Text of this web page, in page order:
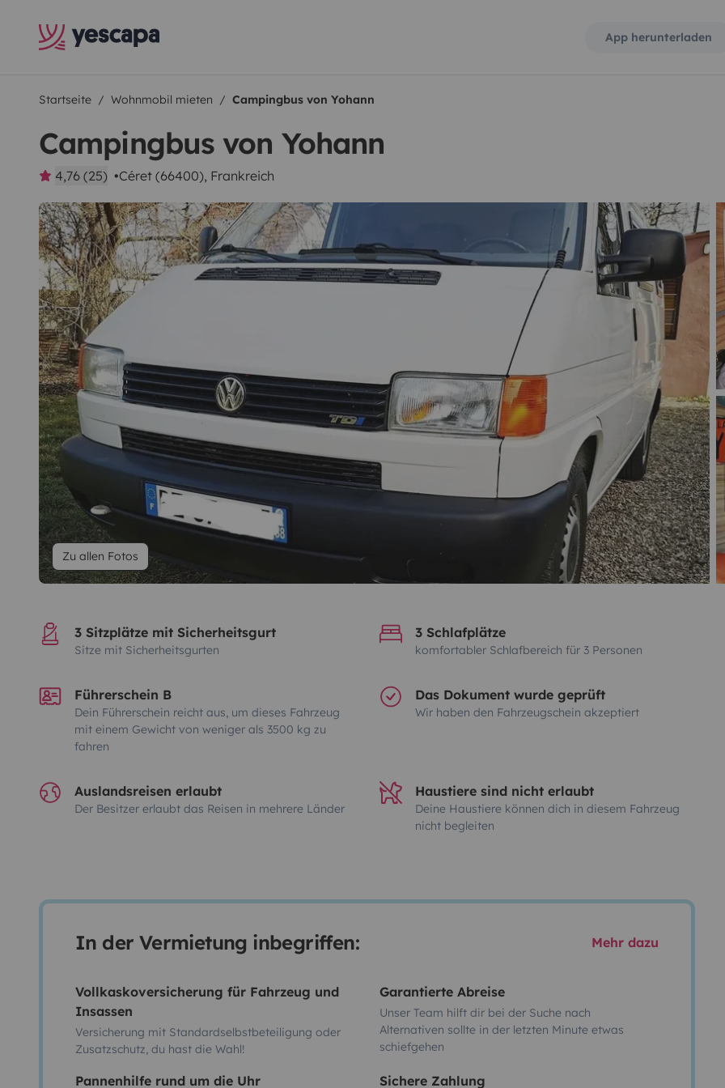
App herunterladen
Startseite Wohnmobil mieten Campingbus von Yohann
Campingbus von Yohann
4,76 (25) Céret (66400), Frankreich
Zu allen Fotos
3 Sitzplätze mit Sicherheitsgurt
Sitze mit Sicherheitsgurten
3 Schlafplätze
komfortabler Schlafbereich für 3 Personen
Führerschein B
Dein Führerschein reicht aus, um dieses Fahrzeug
mit einem Gewicht von weniger als 3500 kg zu
fahren
Das Dokument wurde geprüft
Wir haben den Fahrzeugschein akzeptiert
Auslandsreisen erlaubt
Der Besitzer erlaubt das Reisen in mehrere Länder
Haustiere sind nicht erlaubt
Deine Haustiere können dich in diesem Fahrzeug
nicht begleiten
In der Vermietung inbegriffen: Mehr dazu
Vollkaskoversicherung für Fahrzeug und
Insassen
Versicherung mit Standardselbstbeteiligung oder
Zusatzschutz, du hast die Wahl!
Garantierte Abreise
Unser Team hilft dir bei der Suche nach
Alternativen sollte in der letzten Minute etwas
schiefgehen
Pannenhilfe rund um die Uhr Sichere Zahlung